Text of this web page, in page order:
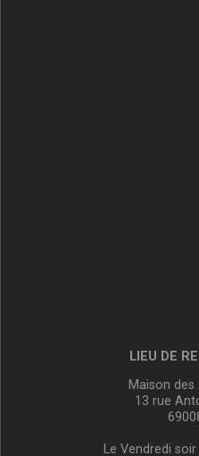
LIEU DE
Maison
13 rue
Le Vendredi